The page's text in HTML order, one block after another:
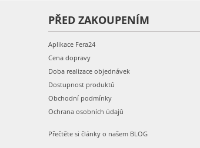
PŘED ZAKOUPENÍM
Aplikace Fera24
Cena dopravy
Doba realizace objednávek
Dostupnost produktů
Obchodní podmínky
Ochrana osobních údajů
Přečtěte si články o našem BLOG